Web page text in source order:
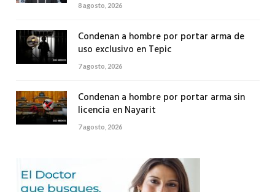
8 agosto, 2026
Condenan a hombre por portar arma de
uso exclusivo en Tepic
7 agosto, 2026
Condenan a hombre por portar arma sin
licencia en Nayarit
7 agosto, 2026